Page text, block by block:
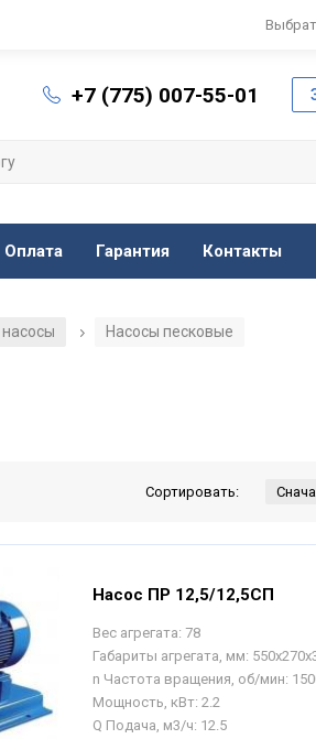
+7 (775) 007-55-01
Оплата Гарантия Контакты
/ Насосы песковые
Сортировать:
Насос ПР 12,5/12,5СП
Вес агрегата: 78
Габариты агрегата, мм:
n Частота вращения, об/мин:
Мощность, кВт: 2.2
Q Подача, м3/ч: 12.5